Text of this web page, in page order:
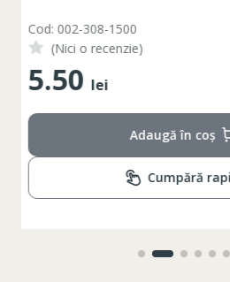
Cod: 1209-UZP
(Nici o recenzie)
165.00
Adaugă în coș
Cumpără